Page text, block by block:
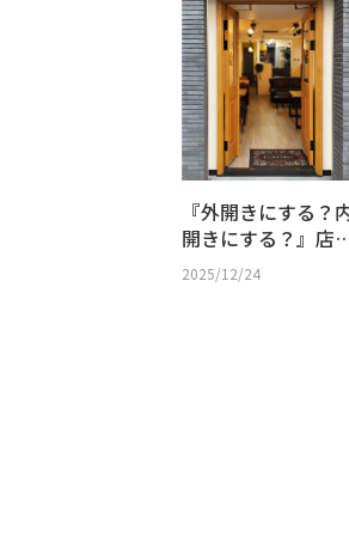
『外開きにする？
開きにする？』店
設計で知っておきた
い玄関ドアのルール
2025/12/24